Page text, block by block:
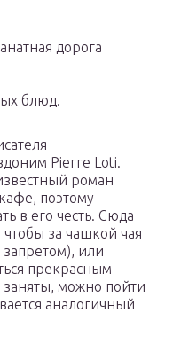
дорога
блюд.
Pierre Loti.
роман
поэтому
в его честь. Сюда
чтобы за чашкой чая
или
прекрасным
заняты, можно пойти
аналогичный